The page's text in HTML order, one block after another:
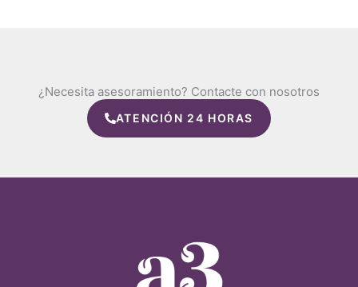
¿Necesita asesoramiento? Contacte con nosotros
ATENCIÓN 24 HORAS